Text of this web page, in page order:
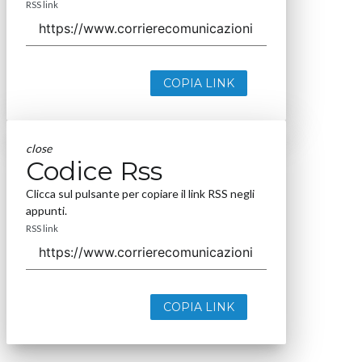
RSS link
COPIA LINK
close
Codice Rss
Clicca sul pulsante per copiare il link RSS negli
appunti.
RSS link
COPIA LINK